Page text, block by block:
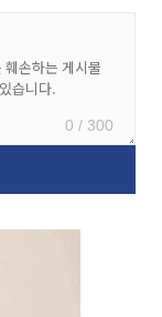
0 / 300